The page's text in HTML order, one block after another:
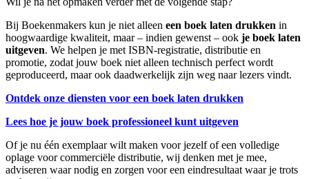
Bij Boekenmakers kun je niet alleen een boek laten drukken in
hoogwaardige kwaliteit, maar – indien gewenst – ook je boek laten
uitgeven. We helpen je met ISBN-registratie, distributie en
promotie, zodat jouw boek niet alleen technisch perfect wordt
geproduceerd, maar ook daadwerkelijk zijn weg naar lezers vindt.
Ontdek onze diensten voor een boek laten drukken
Lees hoe je jouw boek professioneel kunt uitgeven
Of je nu één exemplaar wilt maken voor jezelf of een volledige
oplage voor commerciële distributie, wij denken met je mee,
adviseren waar nodig en zorgen voor een eindresultaat waar je trots